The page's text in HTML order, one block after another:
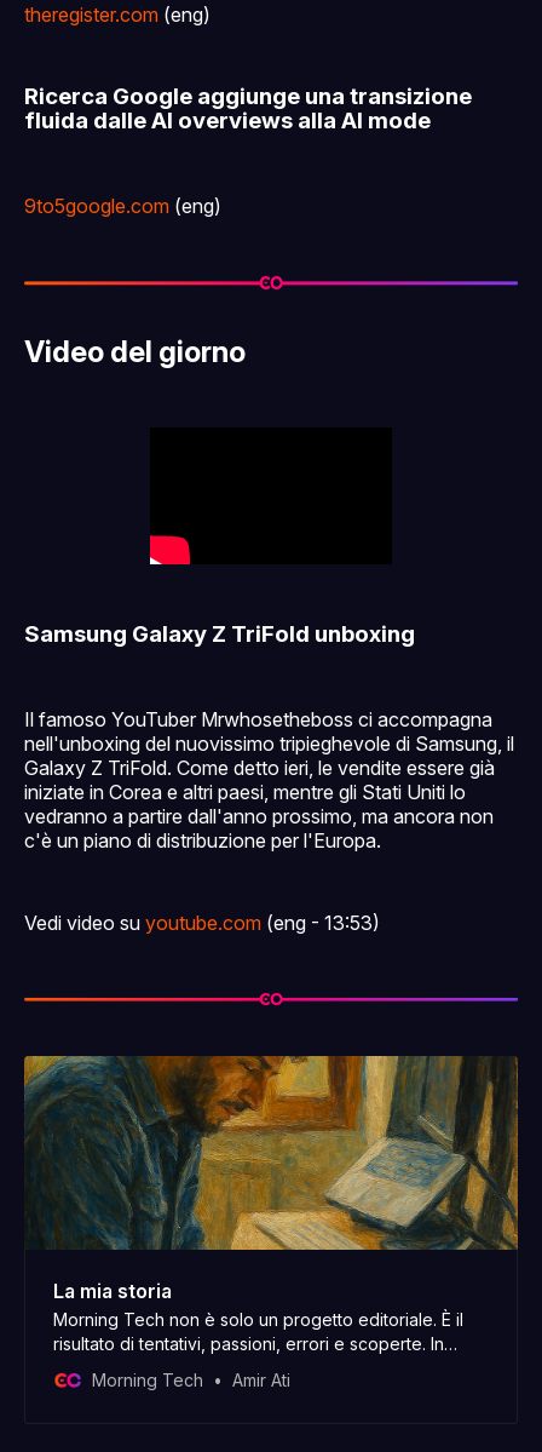
theregister.com (eng)
Ricerca Google aggiunge una transizione
fluida dalle AI overviews ​​alla AI mode
9to5google.com (eng)
Video del giorno
Samsung Galaxy Z TriFold unboxing
Il famoso YouTuber Mrwhosetheboss ci accompagna
nell'unboxing del nuovissimo tripieghevole di Samsung, il
Galaxy Z TriFold. Come detto ieri, le vendite essere già
iniziate in Corea e altri paesi, mentre gli Stati Uniti lo
vedranno a partire dall'anno prossimo, ma ancora non
c'è un piano di distribuzione per l'Europa.
Vedi video su youtube.com (eng - 13:53)
La mia storia
Morning Tech non è solo un progetto editoriale. È il
risultato di tentativi, passioni, errori e scoperte. In
righe della mia storia.
Morning Tech Amir Ati